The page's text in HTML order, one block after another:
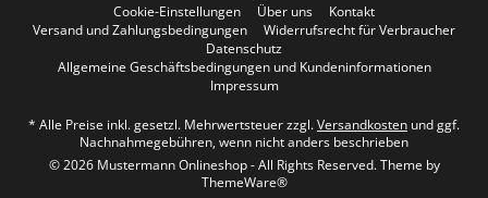
Cookie-Einstellungen Über uns
Kontakt
Versand und Zahlungsbedingungen
Widerrufsrecht für Verbraucher
Datenschutz
Allgemeine Geschäftsbedingungen und Kundeninformationen
Impressum
* Alle Preise inkl. gesetzl. Mehrwertsteuer zzgl.Versandkosten und ggf.
Nachnahmegebühren, wenn nicht anders beschrieben
© 2026 Mustermann Onlineshop - All Rights Reserved. Theme by
ThemeWare®